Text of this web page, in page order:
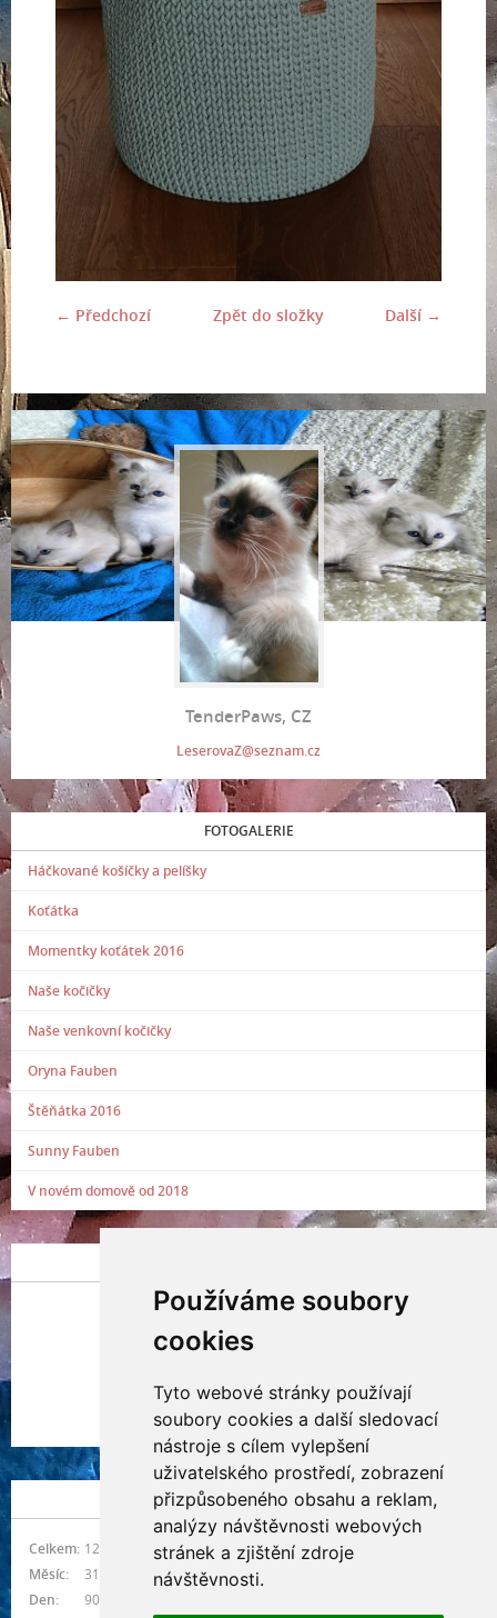
Používáme soubory
cookies
Tyto webové stránky používají
soubory cookies a další sledovací
nástroje s cílem vylepšení
uživatelského prostředí, zobrazení
přizpůsobeného obsahu a reklam,
analýzy návštěvnosti webových
stránek a zjištění zdroje
návštěvnosti.
← Předchozí Další →
Zpět do složky
TenderPaws, CZ
LeserovaZ@seznam.cz
FOTOGALERIE
Háčkované košíčky a pelíšky
Koťátka
Momentky koťátek 2016
Naše kočičky
Naše venkovní kočičky
Oryna Fauben
Štěňátka 2016
Sunny Fauben
V novém domově od 2018
Indianna Ryve
Nostra, CZ
NÁVŠTĚVNOST
Celkem: 1215917
Měsíc:
31401
Den:
900